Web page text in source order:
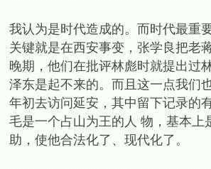
我认为是时代造成的。而时代最重
关键就是在西安事变，张学良把老
晚期，他们在批评林彪时就提出过
泽东是起不来的。而且这一点我们
年初去访问延安，其中留下记录的
毛是一个占山为王的人 物，基本
助，使他合法化了、现代化了。